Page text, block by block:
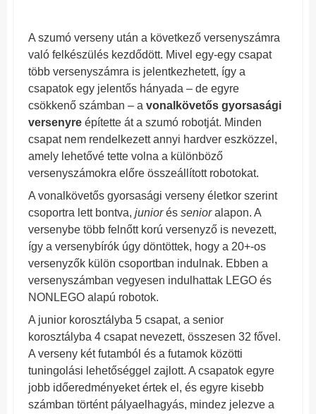
A szumó verseny után a következő versenyszámra
való felkészülés kezdődött. Mivel egy-egy csapat
több versenyszámra is jelentkezhetett, így a
csapatok egy jelentős hányada – de egyre
csökkenő számban – a vonalkövetős gyorsasági
versenyre építette át a szumó robotját. Minden
csapat nem rendelkezett annyi hardver eszközzel,
amely lehetővé tette volna a különböző
versenyszámokra előre összeállított robotokat.
A vonalkövetős gyorsasági verseny életkor szerint
csoportra lett bontva, juniorés senioralapon. A
versenybe több felnőtt korú versenyző is nevezett,
így a versenybírók úgy döntöttek, hogy a 20+-os
versenyzők külön csoportban indulnak. Ebben a
versenyszámban vegyesen indulhattak LEGO és
NONLEGO alapú robotok.
A junior korosztályba 5 csapat, a senior
korosztályba 4 csapat nevezett, összesen 32 fővel.
A verseny két futamból és a futamok közötti
tuningolási lehetőséggel zajlott. A csapatok egyre
jobb időeredményeket értek el, és egyre kisebb
számban történt pályaelhagyás, mindez jelezve a